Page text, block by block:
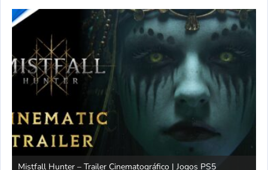
Mistfall Hunter – Trailer Cinematográfico | Jogos PS5